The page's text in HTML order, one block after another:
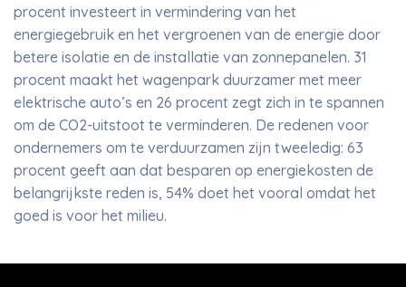
procent investeert in vermindering van het
energiegebruik en het vergroenen van de energie door
betere isolatie en de installatie van zonnepanelen. 31
procent maakt het wagenpark duurzamer met meer
elektrische auto’s en 26 procent zegt zich in te spannen
om de CO2-uitstoot te verminderen. De redenen voor
ondernemers om te verduurzamen zijn tweeledig: 63
procent geeft aan dat besparen op energiekosten de
belangrijkste reden is, 54% doet het vooral omdat het
goed is voor het milieu.